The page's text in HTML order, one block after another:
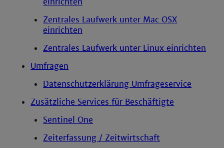
Zentrales Laufwerk unter Mac OSX
einrichten
Zentrales Laufwerk unter Linux einrichten
Umfragen
Datenschutzerklärung Umfrageservice
Zusätzliche Services für Beschäftigte
Sentinel One
Zeiterfassung / Zeitwirtschaft